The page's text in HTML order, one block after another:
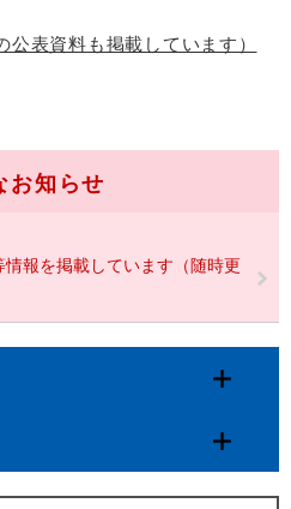
表資料も掲載しています）
お知らせ
報を掲載しています（随時更